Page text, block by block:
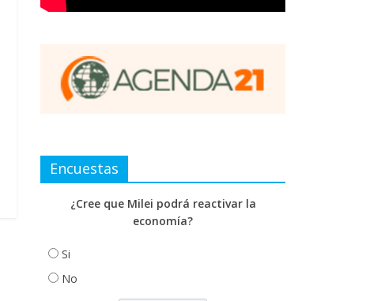
Encuestas
¿Cree que Milei podrá reactivar la
economía?
Si
No